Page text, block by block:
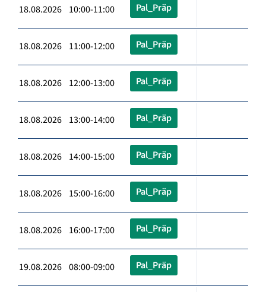
18.08.2026 10:00-11:00 Pal_Präp
18.08.2026 11:00-12:00 Pal_Präp
18.08.2026 12:00-13:00 Pal_Präp
18.08.2026 13:00-14:00 Pal_Präp
18.08.2026 14:00-15:00 Pal_Präp
18.08.2026 15:00-16:00 Pal_Präp
18.08.2026 16:00-17:00 Pal_Präp
19.08.2026 08:00-09:00 Pal_Präp